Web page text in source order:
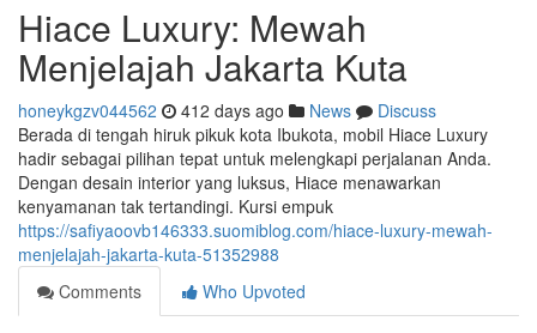
Hiace Luxury: Mewah
Menjelajah Jakarta Kuta
honeykgzv044562 412 days ago News
Discuss
Berada di tengah hiruk pikuk kota Ibukota, mobil Hiace Luxury
hadir sebagai pilihan tepat untuk melengkapi perjalanan Anda.
Dengan desain interior yang luksus, Hiace menawarkan
kenyamanan tak tertandingi. Kursi empuk
https://safiyaoovb146333.suomiblog.com/hiace-luxury-mewah-
menjelajah-jakarta-kuta-51352988
Comments
Who Upvoted